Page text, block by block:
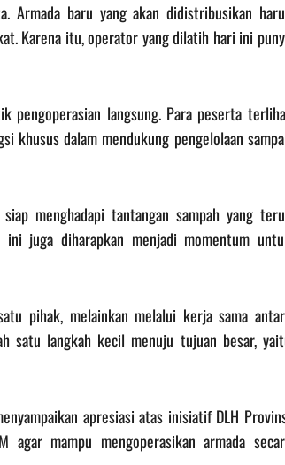
Armada baru yang akan didistribusikan
Karena itu, operator yang dilatih hari ini
pengoperasian langsung. Para peserta
khusus dalam mendukung pengelolaan
menghadapi tantangan sampah yang
juga diharapkan menjadi momentum
pihak, melainkan melalui kerja sama
satu langkah kecil menuju tujuan besar,
apresiasi atas inisiatif DLH
mampu mengoperasikan armada